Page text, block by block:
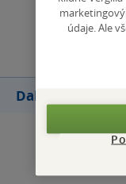
Další knihy
údaje. Ale